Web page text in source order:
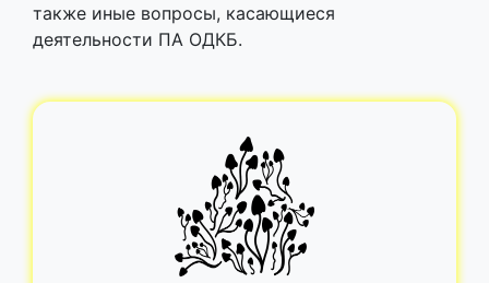
также иные вопросы, касающиеся
деятельности ПА ОДКБ.